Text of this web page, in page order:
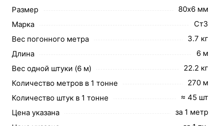
Размер
80х6 мм
Марка
Ст3
Вес погонного метра
3.7 кг
Длина
6 м
Вес одной штуки (6 м)
22.2 кг
Количество метров в 1 тонне
270 м
Количество штук в 1 тонне
≈ 45 шт
Цена указана
за 1 метр